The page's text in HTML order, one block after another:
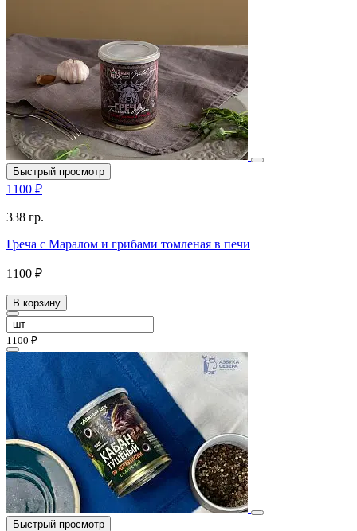
Быстрый просмотр
1100 ₽
338 гр.
Греча с Маралом и грибами томленая в печи
1100 ₽
В корзину
1100 ₽
Быстрый просмотр